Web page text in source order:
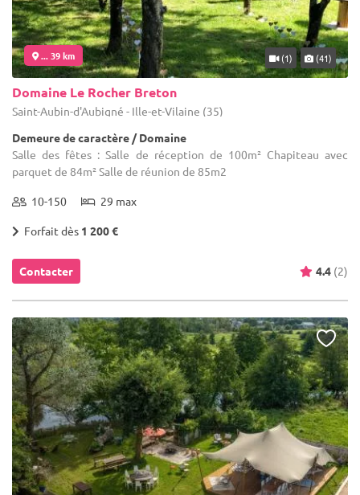
... 39 km (1) (41)
Domaine Le Rocher Breton
Saint-Aubin-d'Aubigné - Ille-et-Vilaine (35)
Demeure de caractère / Domaine
Salle des fêtes : Salle de réception de 100m² Chapiteau avec
parquet de 84m² Salle de réunion de 85m2
10-150 29 max
Forfait dès 1 200 €
Contacter 4.4 (2)